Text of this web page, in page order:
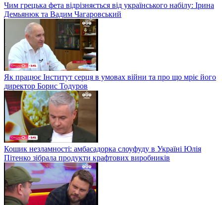
Чим грецька фета відрізняється від українського набілу: Ірина
Демьянюк та Вадим Чагаровський
Як працює Інститут серця в умовах війни та про що мріє його
директор Борис Тодуров
Кошик незламності: амбасадорка слоуфуду в Україні Юлія
Пітенко зібрала продукти крафтових виробників